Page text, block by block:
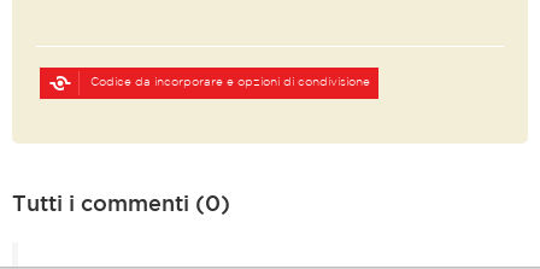
Codice da incorporare e opzioni di condivisione
Tutti i commenti (0)